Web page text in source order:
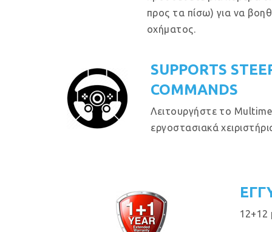
προς τα πίσω) για να
οχήματος.
SUPPORTS
COMMANDS
Λειτουργήστε το
εργοστασιακά
12+12